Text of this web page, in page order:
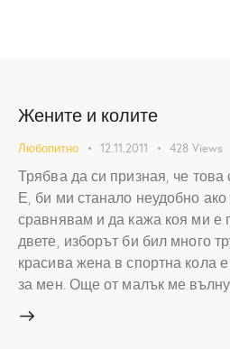
Жените и колите
Любопитно 12.11.2011 428 Views
Трябва да си призная, че това
Е, би ми станало неудобно ако
сравнявам и да кажа коя ми е
двете, изборът би бил много
красива жена в спортна кола
за мен. Още от малък ме